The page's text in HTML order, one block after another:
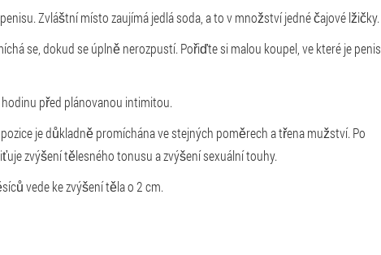
Zvláštní místo zaujímá jedlá soda, a to v množství jedné čajové lžičky.
se, dokud se úplně nerozpustí. Pořiďte si malou koupel, ve které je penis
před plánovanou intimitou.
je důkladně promíchána ve stejných poměrech a třena mužství. Po
zvýšení tělesného tonusu a zvýšení sexuální touhy.
vede ke zvýšení těla o 2 cm.